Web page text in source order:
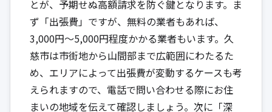
とが、予期せぬ高額請求を防ぐ鍵となります。ま
ず「出張費」ですが、無料の業者もあれば、
3,000円〜5,000円程度かかる業者もいます。久
慈市は市街地から山間部まで広範囲にわたるた
め、エリアによって出張費が変動するケースも考
えられますので、電話で問い合わせる際にお住
まいの地域を伝えて確認しましょう。次に「深